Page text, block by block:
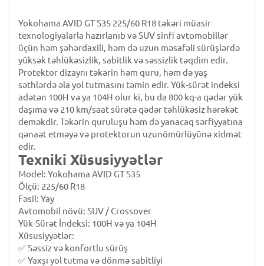
Yokohama AVID GT S35 225/60 R18 təkəri müasir
texnologiyalarla hazırlanıb və SUV sinfi avtomobillər
üçün həm şəhərdaxili, həm də uzun məsafəli sürüşlərdə
yüksək təhlükəsizlik, sabitlik və səssizlik təqdim edir.
Protektor dizaynı təkərin həm quru, həm də yaş
səthlərdə əla yol tutmasını təmin edir. Yük-sürət indeksi
adətən 100H və ya 104H olur ki, bu da 800 kq-a qədər yük
daşıma və 210 km/saat sürətə qədər təhlükəsiz hərəkət
deməkdir. Təkərin quruluşu həm də yanacaq sərfiyyatına
qənaət etməyə və protektorun uzunömürlüyünə xidmət
edir.
Texniki Xüsusiyyətlər
Model: Yokohama AVID GT S35
Ölçü: 225/60 R18
Fəsil: Yay
Avtomobil növü: SUV / Crossover
Yük-Sürət İndeksi: 100H və ya 104H
Xüsusiyyətlər:
✅ Səssiz və konfortlu sürüş
✅ Yaxşı yol tutma və dönmə sabitliyi